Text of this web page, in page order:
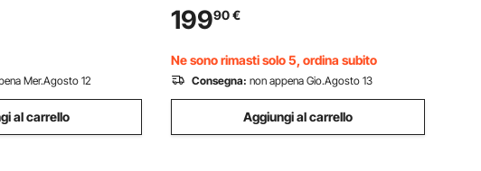
per Roulotte
280-435 mm da
Mer.Agosto 12
al carrello
APP, Temperatura tra -22°C a 10°C,
Congelatore Elettrico per Camper SUV,
Campeggio
19990€
Ne sono rimasti solo 5, ordina subito
Consegna: non appena Gio.Agosto 13
Aggiungi al carrello